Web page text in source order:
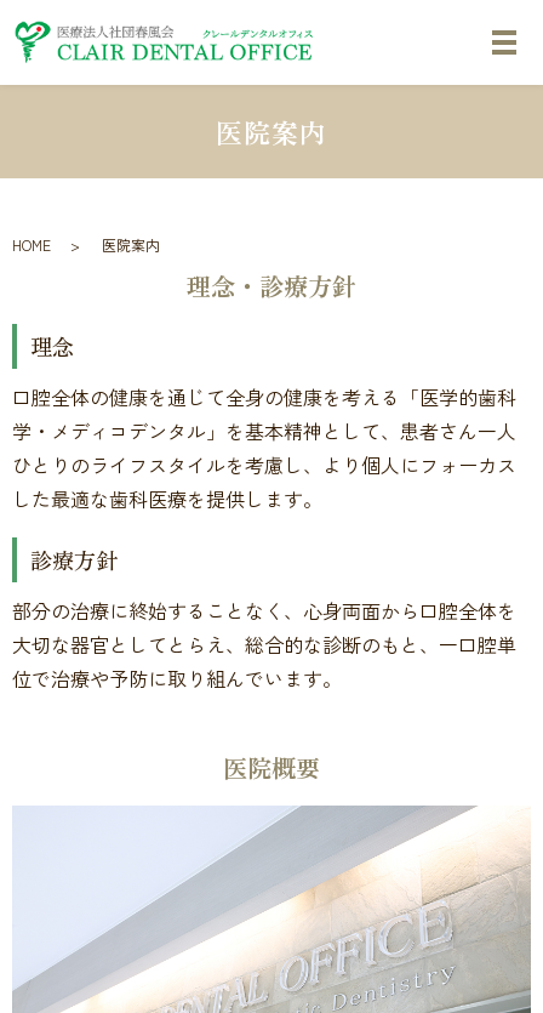
医院案内
HOME 医院案内
理念・診療方針
理念
口腔全体の健康を通じて全身の健康を考える「医学的歯科
学・メディコデンタル」を基本精神として、患者さん一人
ひとりのライフスタイルを考慮し、より個人にフォーカス
した最適な歯科医療を提供します。
診療方針
部分の治療に終始することなく、心身両面から口腔全体を
大切な器官としてとらえ、総合的な診断のもと、一口腔単
位で治療や予防に取り組んでいます。
医院概要